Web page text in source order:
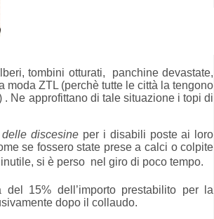
tombini otturati, panchine devastate,
moda ZTL (perchè tutte le città la tengono
Ne approfittano di tale situazione i topi di
discesine per i disabili poste ai loro
se fossero state prese a calci o colpite
si è perso nel giro di poco tempo.
15% dell’importo prestabilito per la
dopo il collaudo.